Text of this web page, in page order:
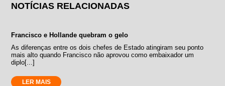
NOTÍCIAS RELACIONADAS
Francisco e Hollande quebram o gelo
As diferenças entre os dois chefes de Estado atingiram seu ponto
mais alto quando Francisco não aprovou como embaixador um
diplo[...]
LER MAIS